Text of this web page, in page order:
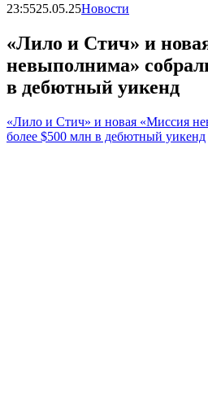
23:5525.05.25Новости
«Лило и Стич» и
невыполнима»
в дебютный уикенд
«Лило и Стич» и новая «Миссия
более $500 млн в дебютный уикенд